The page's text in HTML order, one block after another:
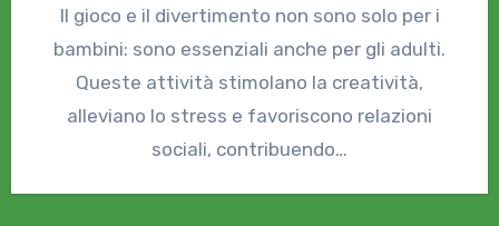
Il gioco e il divertimento non sono solo per i
bambini: sono essenziali anche per gli adulti.
Queste attività stimolano la creatività,
alleviano lo stress e favoriscono relazioni
sociali, contribuendo…